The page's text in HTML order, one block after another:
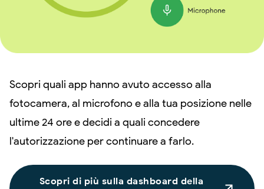
Scopri quali app hanno avuto accesso alla
fotocamera, al microfono e alla tua posizione nelle
ultime 24 ore e decidi a quali concedere
l'autorizzazione per continuare a farlo.
Scopri di più sulla dashboard della